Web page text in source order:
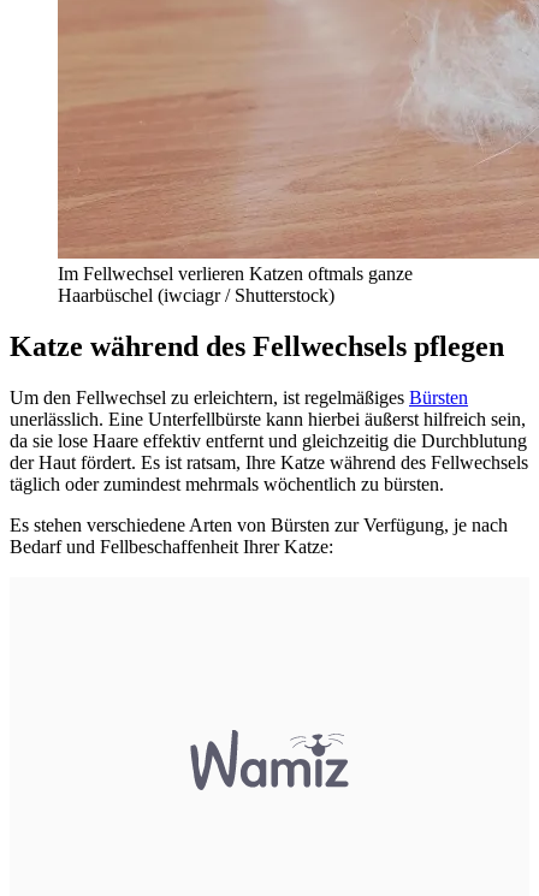
Im Fellwechsel verlieren Katzen oftmals ganze
Haarbüschel (iwciagr / Shutterstock)
Katze während des Fellwechsels pflegen
Um den Fellwechsel zu erleichtern, ist regelmäßiges Bürsten
unerlässlich. Eine Unterfellbürste kann hierbei äußerst hilfreich sein,
da sie lose Haare effektiv entfernt und gleichzeitig die Durchblutung
der Haut fördert. Es ist ratsam, Ihre Katze während des Fellwechsels
täglich oder zumindest mehrmals wöchentlich zu bürsten.
Es stehen verschiedene Arten von Bürsten zur Verfügung, je nach
Bedarf und Fellbeschaffenheit Ihrer Katze: